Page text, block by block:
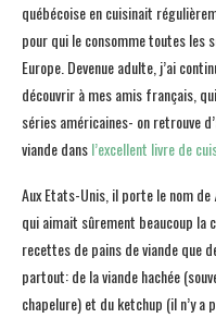
québécoise en cuisinait
pour qui le consomme toutes les
Europe. Devenue adulte, j’ai
découvrir à mes amis français,
séries américaines- on retrouve
viande dansl’excellent livre de
Aux Etats-Unis, il porte le nom de
qui aimait sûrement beaucoup la
recettes de pains de viande que
partout: de la viande hachée
chapelure) et du ketchup (il n’y